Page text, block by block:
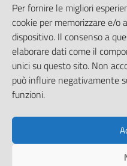
Per fornire le migliori
cookie per memorizzare e/o
dispositivo. Il consenso a
elaborare dati come il
unici su questo sito. Non
può influire negativamente
funzioni.
Amministrazione
Informativa privacy
Note legali
Dichiarazione di accessibilità
Piano di miglioramento del sito
SEGUICI SU